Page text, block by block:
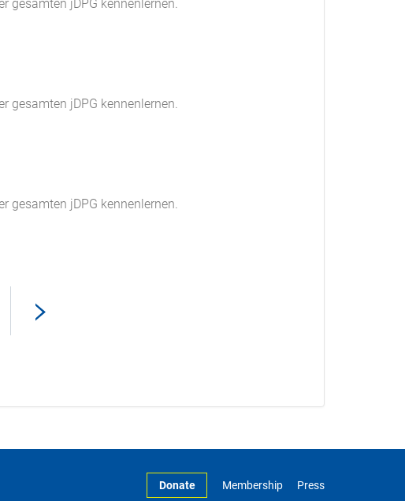
gesamten jDPG kennenlernen.
gesamten jDPG kennenlernen.
gesamten jDPG kennenlernen.
Donate Membership Press